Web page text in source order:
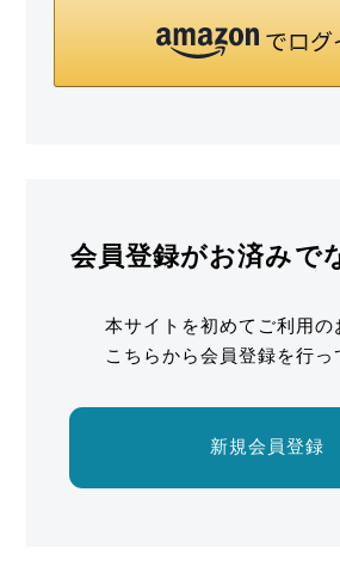
会員登録がお済みで
本サイトを初めてご利用の
こちらから会員登録を行っ
新規会員登録